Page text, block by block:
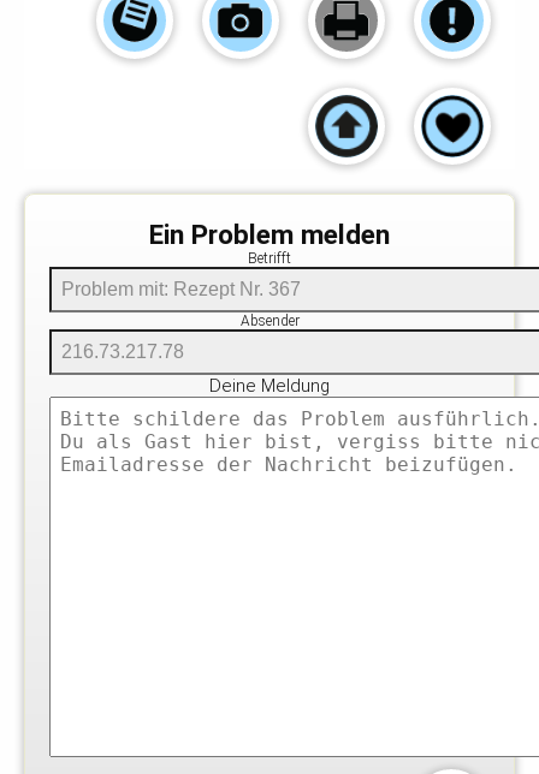
Ein Problem melden
Betrifft
Absender
Deine Meldung